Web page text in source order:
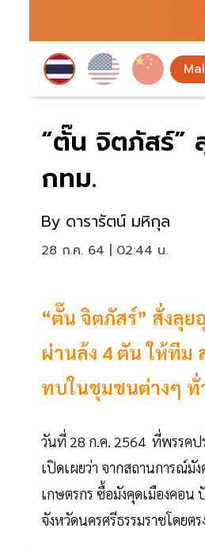
“ตั๊น จิตภัสร์”
กทม.
By ดารารัตน์ มหิกุล
28 ก.ค. 64 | 02:44 น.
“ตั๊น จิตภัสร์” สั่งลุย
ผ่านล้ง 4 ตัน ให้ทีม
ทบในชุมชนต่างๆ ทั่
วันที่ 28 ก.ค. 2564 ที่พรรคป
เปิดเผยว่า จากสถานการณ์มั
เกษตรกร ซื้อมังคุดเมืองคอ
จังหวัดนครศรีธรรมราชโดย